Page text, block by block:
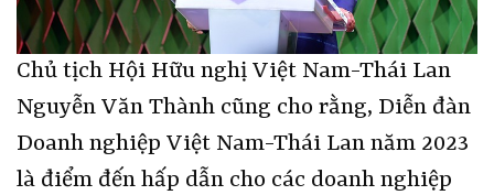
Chủ tịch Hội Hữu nghị Việt Nam-Thái Lan
Nguyễn Văn Thành cũng cho rằng, Diễn đàn
Doanh nghiệp Việt Nam-Thái Lan năm 2023
là điểm đến hấp dẫn cho các doanh nghiệp